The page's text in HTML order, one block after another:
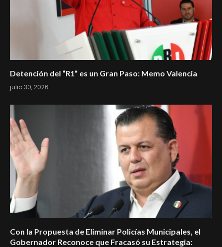
Detención del “R1” es un Gran Paso: Memo Valencia
julio 30, 2026
Con la Propuesta de Eliminar Policías Municipales, el
Gobernador Reconoce que Fracasó su Estrategia: